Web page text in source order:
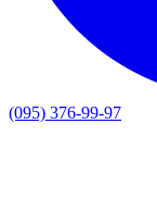
(095) 376-99-97